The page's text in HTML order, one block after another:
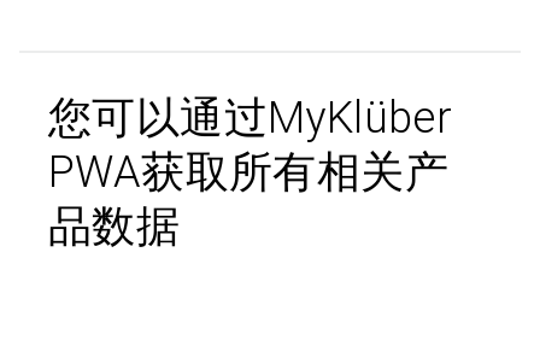
您可以通过MyKlüber
PWA获取所有相关产
品数据